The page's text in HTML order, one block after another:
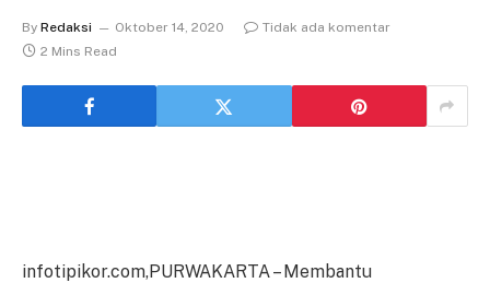
By Redaksi Oktober 14, 2020
Tidak ada komentar
2 Mins Read
infotipikor.com,PURWAKARTA – Membantu